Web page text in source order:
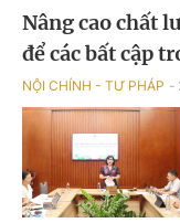
Nâng cao chất
để các bất cập
NỘI CHÍNH - TƯ PHÁP